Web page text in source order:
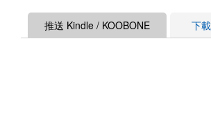
推送 Kindle / KOOBONE 下